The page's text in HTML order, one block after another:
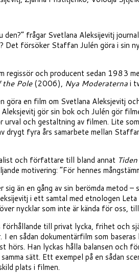
den?” frågar Svetlana Aleksijevitj
Det försöker Staffan Julén göra i sin
regissör och producent sedan 1983
the Pole(2006), Nya Moderaternai
göra en film om Svetlana Aleksjevitj
gör sin bok och Julén gör
och gestaltning av filmen. Lite
drygt fyra års samarbete mellan
och författare till bland annat
motivering: ”För hennes
sig än en gång av sin berömda
i ett samtal med etnologen
nycklar som inte är kända för oss,
förhållande till privat lycka, frihet och
I en sådan dokumentärfilm som
Han lyckas hålla balansen och
sätt. Ett exempel på en sådan
plats i filmen.